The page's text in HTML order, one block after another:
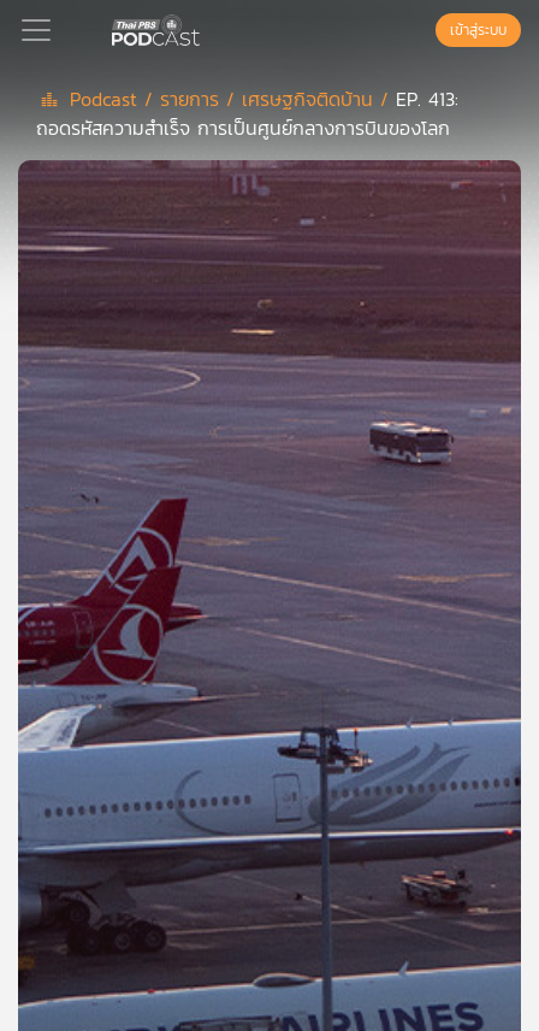
Podcast
เพล
ย์
แนะนำ
เพล
ของ
เพลง
บทความ
ข่าว
และ
เกี่ยว
กับ
เรา
เข้าสู่ระบบ
Podcast / รายการ / เศรษฐกิจติดบ้าน / EP. 413:
ถอดรหัสความสำเร็จ การเป็นศูนย์กลางการบินของโลก